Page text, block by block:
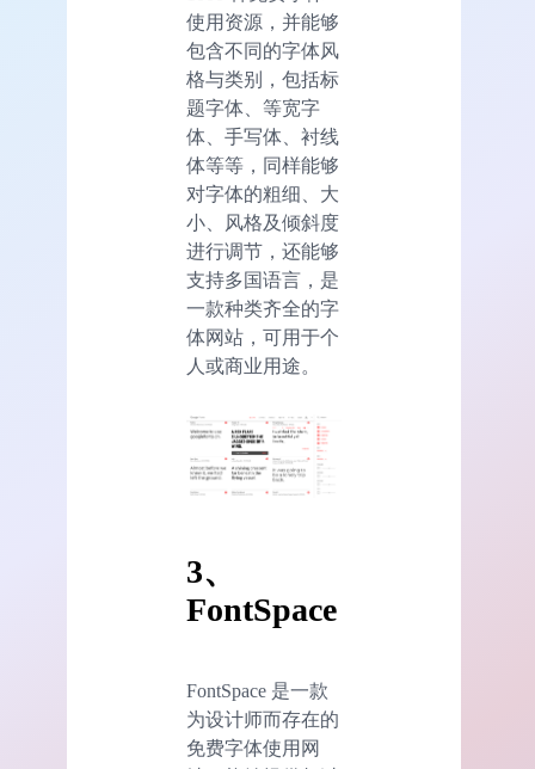
使用资源，并能够
包含不同的字体风
格与类别，包括标
题字体、等宽字
体、手写体、衬线
体等等，同样能够
对字体的粗细、大
小、风格及倾斜度
进行调节，还能够
支持多国语言，是
一款种类齐全的字
体网站，可用于个
人或商业用途。
3、
FontSpace
FontSpace 是一款
为设计师而存在的
免费字体使用网